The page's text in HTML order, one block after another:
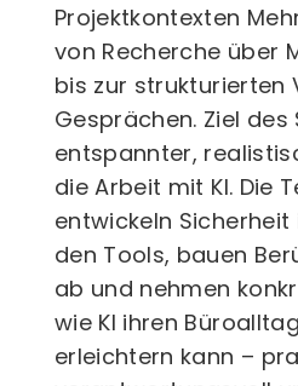
Projektkontexten
von Recherche über
bis zur strukturierten
Gesprächen. Ziel
entspannter,
die Arbeit mit KI. Die
entwickeln
den Tools, bauen
ab und nehmen
wie KI ihren
erleichtern kann –